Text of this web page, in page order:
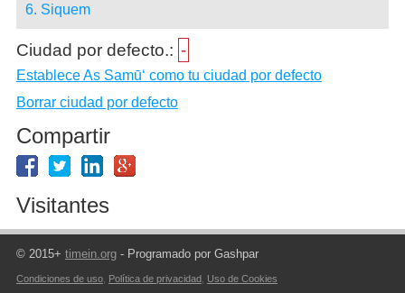
6. Siquem
Ciudad por defecto.: -
Establece As Samū‘ como tu ciudad por defecto
Borrar ciudad por defecto
Compartir
Visitantes
© 2015+ timein.org- Programado por Gashpar
Condiciones de uso, Política de privacidad Uso de Cookies